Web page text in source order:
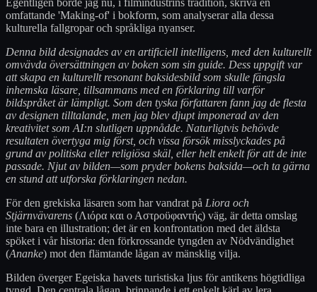
Egentligen borde jag nu, i filmindustrins tradition, skriva en
omfattande 'Making-of' i bokform, som analyserar alla dessa
kulturella fallgropar och språkliga nyanser.
Denna bild designades av en artificiell intelligens, med den kulturellt
omvävda översättningen av boken som sin guide. Dess uppgift var
att skapa en kulturellt resonant baksidesbild som skulle fängsla
inhemska läsare, tillsammans med en förklaring till varför
bildspråket är lämpligt. Som den tyska författaren fann jag de flesta
av designen tilltalande, men jag blev djupt imponerad av den
kreativitet som AI:n slutligen uppnådde. Naturligtvis behövde
resultaten övertyga mig först, och vissa försök misslyckades på
grund av politiska eller religiösa skäl, eller helt enkelt för att de inte
passade. Njut av bilden—som pryder bokens baksida—och ta gärna
en stund att utforska förklaringen nedan.
För den grekiska läsaren som har vandrat på Liora och
Stjärnvävarens (Λιόρα και ο Αστροϋφαντής) väg, är detta omslag
inte bara en illustration; det är en konfrontation med det äldsta
spöket i vår historia: den förkrossande tyngden av Nödvändighet
(Ananke) mot den flämtande lågan av mänsklig vilja.
Bilden överger Egeiska havets turistiska ljus för antikens högtidliga